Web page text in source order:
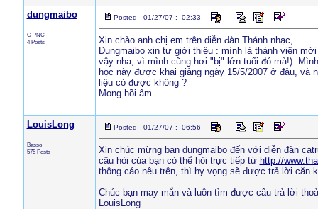
dungmaibo
CT/NC
4 Posts
Posted - 01/27/07 : 02:33
Xin chào anh chị em trên diễn đàn Thánh nhạc,
Dungmaibo xin tự giới thiệu : mình là thành viên
vậy nha, vì mình cũng hơi "bị" lớn tuổi đó mà!).
học này được khai giảng ngày 15/5/2007 ở đâu,
liệu có được không ?
Mong hồi âm .
LouisLong
Basso
575 Posts
Posted - 01/27/07 : 06:56
Xin chúc mừng bạn dungmaibo đến với diễn đàn
câu hỏi cúa bạn có thể hỏi trực tiếp từ http://
thông cáo nêu trên, thì hy vọng sẽ được trả lời
Chúc bạn may mắn và luôn tìm được câu trả lời
LouisLong